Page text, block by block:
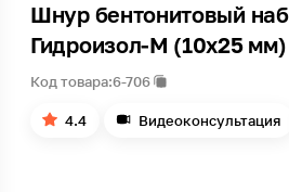
Шнур бентонитовый
Гидроизол-М (10x25
Код товара:6-706
4.4 Видеоконсультация